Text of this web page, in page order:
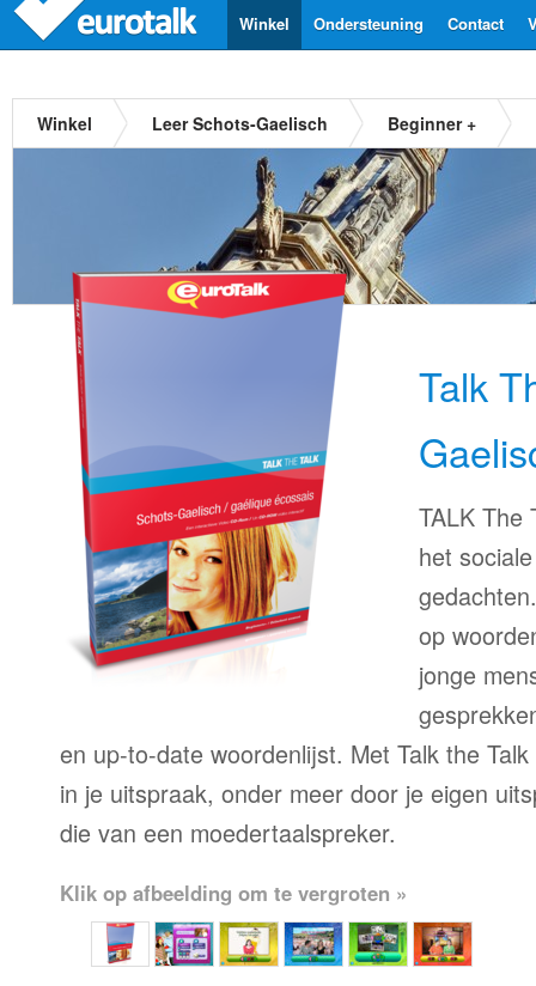
Contact
Ondersteuning
Winkel
Winkel Leer Schots-Gaelisch Beginner +
Talk
TALK The
het
op
jonge
en up-to-date woordenlijst. Met Talk the
in je uitspraak, onder meer door je eigen
die van een moedertaalspreker.
Klik op afbeelding om te vergroten »